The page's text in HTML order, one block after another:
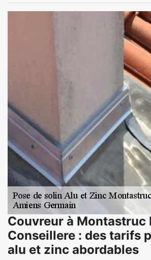
Couvreur à Montastruc
Conseillere : des tarifs
alu et zinc abordables